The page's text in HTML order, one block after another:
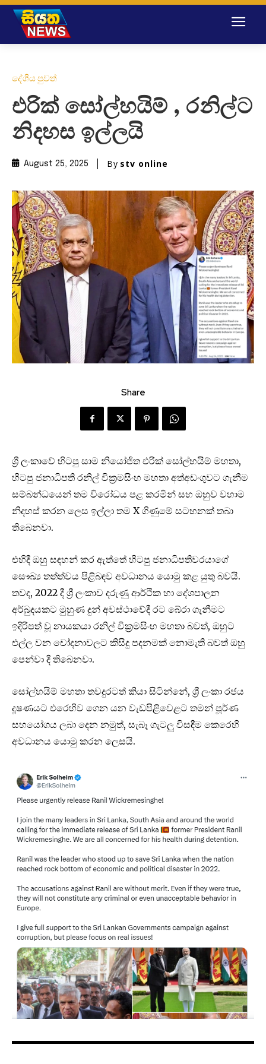
දේශීය පුවත්
එරික් සෝල්හයිම් , රනිල්ට
නිදහස ඉල්ලයි
August 25, 2025 By stv online
Share
ශ්‍රී ලංකාවේ හිටපු සාම නියෝජිත එරික් සෝල්හයිම් මහතා,
හිටපු ජනාධිපති රනිල් වික්‍රමසිංහ මහතා අත්අඩංගුවට ගැනීම
සම්බන්ධයෙන් තම විරෝධය පළ කරමින් සහ ඔහුව වහාම
නිදහස් කරන ලෙස ඉල්ලා තම X ගිණුමේ සටහනක් තබා
තිබෙනවා.
එහිදී ඔහු සඳහන් කර ඇත්තේ හිටපු ජනාධිපතිවරයාගේ
සෞඛ්‍ය තත්ත්වය පිළිබඳව අවධානය යොමු කළ යුතු බවයි.
තවද, 2022 දී ශ්‍රී ලංකාව දරුණු ආර්ථික හා දේශපාලන
අර්බුදයකට මුහුණ දුන් අවස්ථාවේදී රට බේරා ගැනීමට
ඉදිරිපත් වූ නායකයා රනිල් වික්‍රමසිංහ මහතා බවත්, ඔහුට
එල්ල වන චෝදනාවලට කිසිදු පදනමක් නොමැති බවත් ඔහු
පෙන්වා දී තිබෙනවා.
සෝල්හයිම් මහතා තවදුරටත් කියා සිටින්නේ, ශ්‍රී ලංකා රජය
දූෂණයට එරෙහිව ගෙන යන වැඩපිළිවෙළට තමන් පූර්ණ
සහයෝගය ලබා දෙන නමුත්, සැබෑ ගැටලු විසඳීම කෙරෙහි
අවධානය යොමු කරන ලෙසයි.